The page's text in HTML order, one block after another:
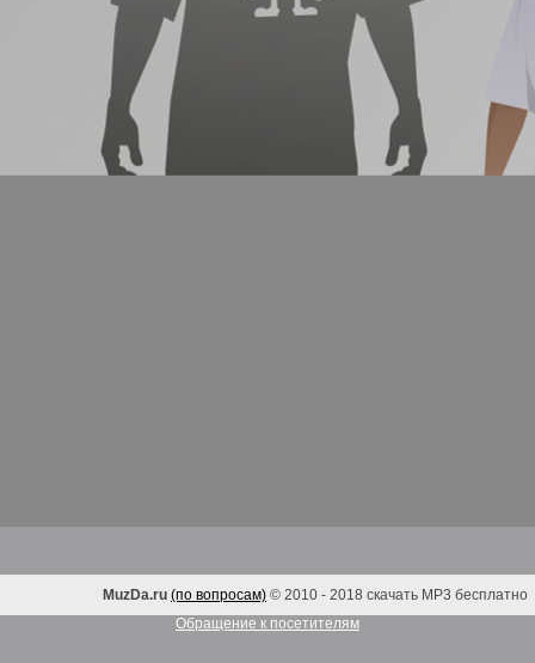
MuzDa.ru (по вопросам) © 2010 - 2018 скачать MP3 бесплатно
Обращение к посетителям